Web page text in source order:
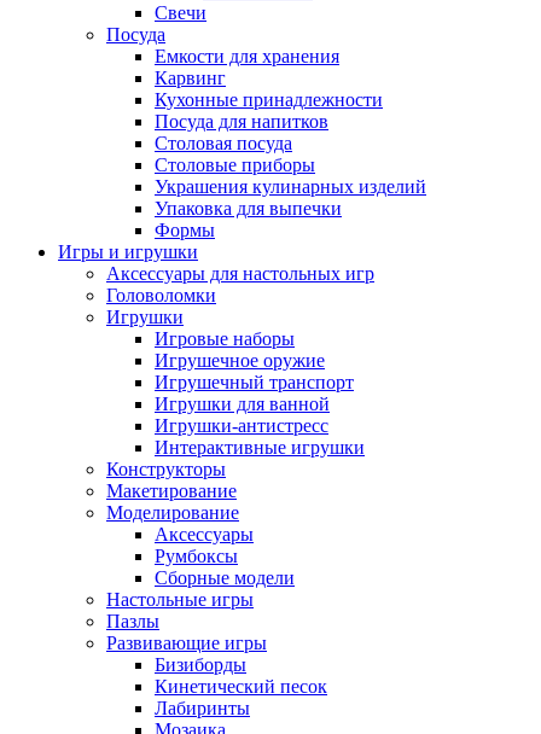
Свечи
Посуда
Емкости для хранения
Карвинг
Кухонные принадлежности
Посуда для напитков
Столовая посуда
Столовые приборы
Украшения кулинарных изделий
Упаковка для выпечки
Формы
Игры и игрушки
Аксессуары для настольных игр
Головоломки
Игрушки
Игровые наборы
Игрушечное оружие
Игрушечный транспорт
Игрушки для ванной
Игрушки-антистресс
Интерактивные игрушки
Конструкторы
Макетирование
Моделирование
Аксессуары
Румбоксы
Сборные модели
Настольные игры
Пазлы
Развивающие игры
Бизиборды
Кинетический песок
Лабиринты
Мозаика